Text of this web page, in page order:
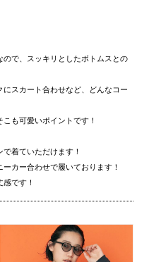
で、スッキリとしたボトムスとの
にスカート合わせなど、どんなコー
も可愛いポイントです！
着ていただけます！
カー合わせで履いております！
です！